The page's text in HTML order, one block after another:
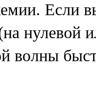
Если
нулевой
волны